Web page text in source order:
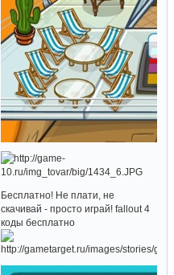
Бесплатно! Не плати, не
скачивай - просто играй! fallout 4
коды бесплатно